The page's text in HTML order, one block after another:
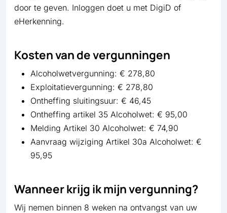
door te geven. Inloggen doet u met DigiD of
eHerkenning.
Kosten van de vergunningen
Alcoholwetvergunning: € 278,80
Exploitatievergunning: € 278,80
Ontheffing sluitingsuur: € 46,45
Ontheffing artikel 35 Alcoholwet: € 95,00
Melding Artikel 30 Alcoholwet: € 74,90
Aanvraag wijziging Artikel 30a Alcoholwet: €
95,95
Wanneer krijg ik mijn vergunning?
Wij nemen binnen 8 weken na ontvangst van uw